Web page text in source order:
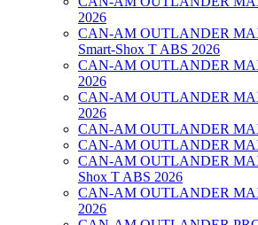
2026
CAN-AM OUTLANDER
Smart-Shox T ABS 2026
CAN-AM OUTLANDER
2026
CAN-AM OUTLANDER
2026
CAN-AM OUTLANDER
CAN-AM OUTLANDER
CAN-AM OUTLANDER
Shox T ABS 2026
CAN-AM OUTLANDER
2026